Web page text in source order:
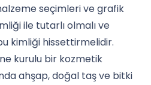
seçimleri ve grafik
ile tutarlı olmalı ve
kimliği hissettirmelidir.
kurulu bir kozmetik
ahşap, doğal taş ve bitki